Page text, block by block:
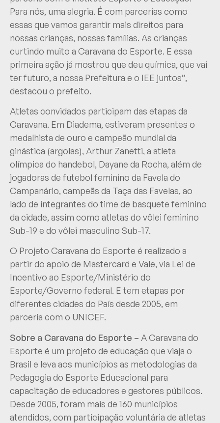
Para nós, uma alegria. É com parcerias como
essas que vamos garantir mais direitos para
nossas crianças, nossas famílias. As crianças
curtindo muito a Caravana do Esporte. E essa
primeira ação já mostrou que deu química, que vai
ter futuro, a nossa Prefeitura e o IEE juntos”,
destacou o prefeito.
Atletas convidados participam das etapas da
Caravana. Em Diadema, estiveram presentes o
medalhista de ouro e campeão mundial da
ginástica (argolas), Arthur Zanetti, a atleta
olímpica do handebol, Dayane da Rocha, além de
jogadoras de futebol feminino da Favela do
Campanário, campeãs da Taça das Favelas, ao
lado de integrantes do time de basquete feminino
da cidade, assim como atletas do vôlei feminino
Sub-19 e do vôlei masculino Sub-17.
O Projeto Caravana do Esporte é realizado a
partir do apoio de Mastercard e Vale, via Lei de
Incentivo ao Esporte/Ministério do
Esporte/Governo federal. E tem etapas por
diferentes cidades do País desde 2005, em
parceria com o UNICEF.
Sobre a Caravana do Esporte – A Caravana do
Esporte é um projeto de educação que viaja o
Brasil e leva aos municípios as metodologias da
Pedagogia do Esporte Educacional para
capacitação de educadores e gestores públicos.
Desde 2005, foram mais de 160 municípios
atendidos, com participação voluntária de atletas